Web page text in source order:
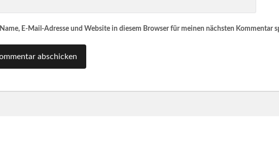
Name, E-Mail-Adresse und Website in diesem Browser für meinen nächsten Kommentar